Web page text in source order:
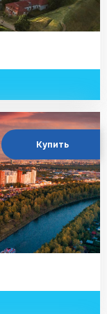
Купить